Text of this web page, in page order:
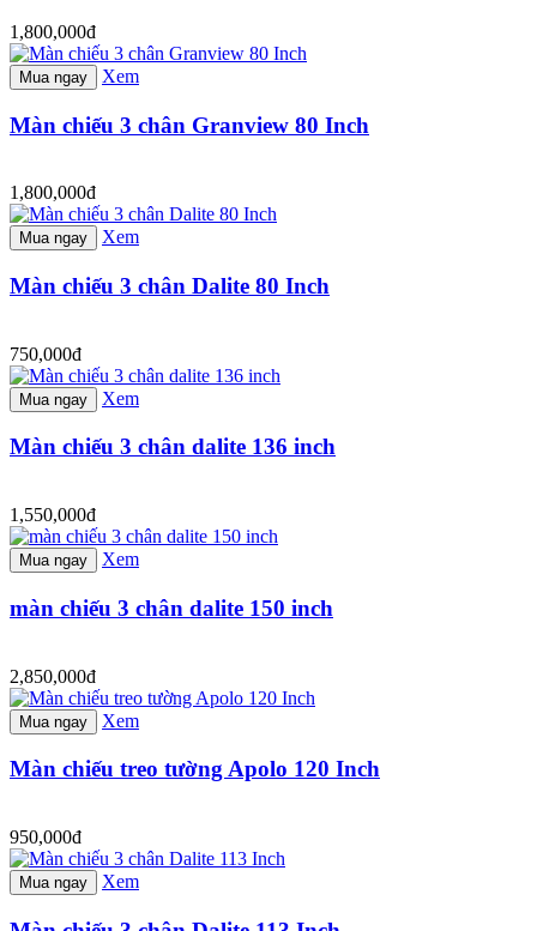
1,800,000đ
Mua ngay Xem
Màn chiếu 3 chân Granview 80 Inch
1,800,000đ
Mua ngay Xem
Màn chiếu 3 chân Dalite 80 Inch
750,000đ
Mua ngay Xem
Màn chiếu 3 chân dalite 136 inch
1,550,000đ
Mua ngay Xem
màn chiếu 3 chân dalite 150 inch
2,850,000đ
Mua ngay Xem
Màn chiếu treo tường Apolo 120 Inch
950,000đ
Mua ngay Xem